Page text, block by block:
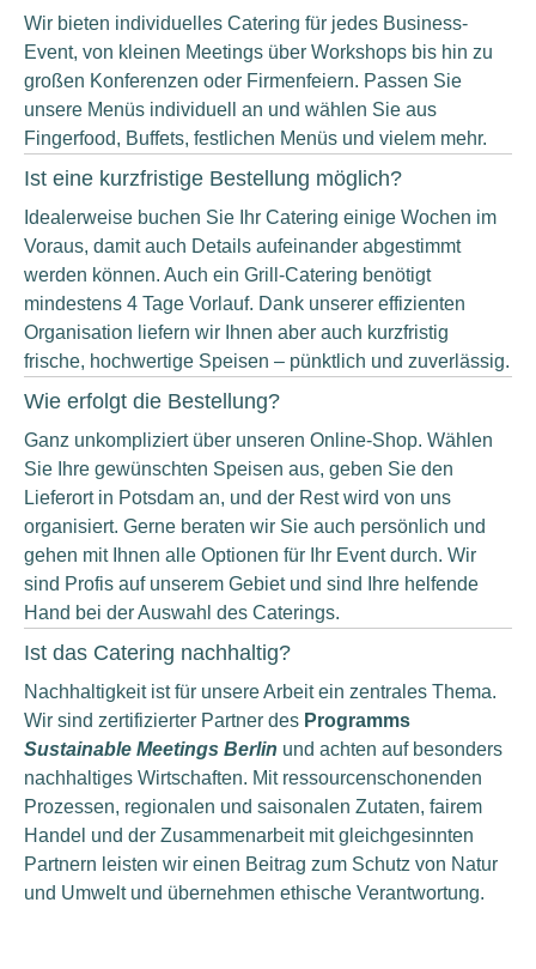
Wir bieten individuelles Catering für jedes Business-
Event, von kleinen Meetings über Workshops bis hin zu
großen Konferenzen oder Firmenfeiern. Passen Sie
unsere Menüs individuell an und wählen Sie aus
Fingerfood, Buffets, festlichen Menüs und vielem mehr.
Ist eine kurzfristige Bestellung möglich?
Idealerweise buchen Sie Ihr Catering einige Wochen im
Voraus, damit auch Details aufeinander abgestimmt
werden können. Auch ein Grill-Catering benötigt
mindestens 4 Tage Vorlauf. Dank unserer effizienten
Organisation liefern wir Ihnen aber auch kurzfristig
frische, hochwertige Speisen – pünktlich und zuverlässig.
Wie erfolgt die Bestellung?
Ganz unkompliziert über unseren Online-Shop. Wählen
Sie Ihre gewünschten Speisen aus, geben Sie den
Lieferort in Potsdam an, und der Rest wird von uns
organisiert. Gerne beraten wir Sie auch persönlich und
gehen mit Ihnen alle Optionen für Ihr Event durch. Wir
sind Profis auf unserem Gebiet und sind Ihre helfende
Hand bei der Auswahl des Caterings.
Ist das Catering nachhaltig?
Nachhaltigkeit ist für unsere Arbeit ein zentrales Thema.
Wir sind zertifizierter Partner des Programms
Sustainable Meetings Berlin und achten auf besonders
nachhaltiges Wirtschaften. Mit ressourcenschonenden
Prozessen, regionalen und saisonalen Zutaten, fairem
Handel und der Zusammenarbeit mit gleichgesinnten
Partnern leisten wir einen Beitrag zum Schutz von Natur
und Umwelt und übernehmen ethische Verantwortung.